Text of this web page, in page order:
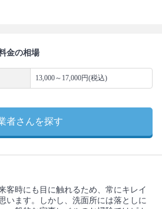
金の相場
13,000～17,000円(税込)
者さんを探す
客時にも目に触れるため、常にキレイ
います。しかし、洗面所には落としに